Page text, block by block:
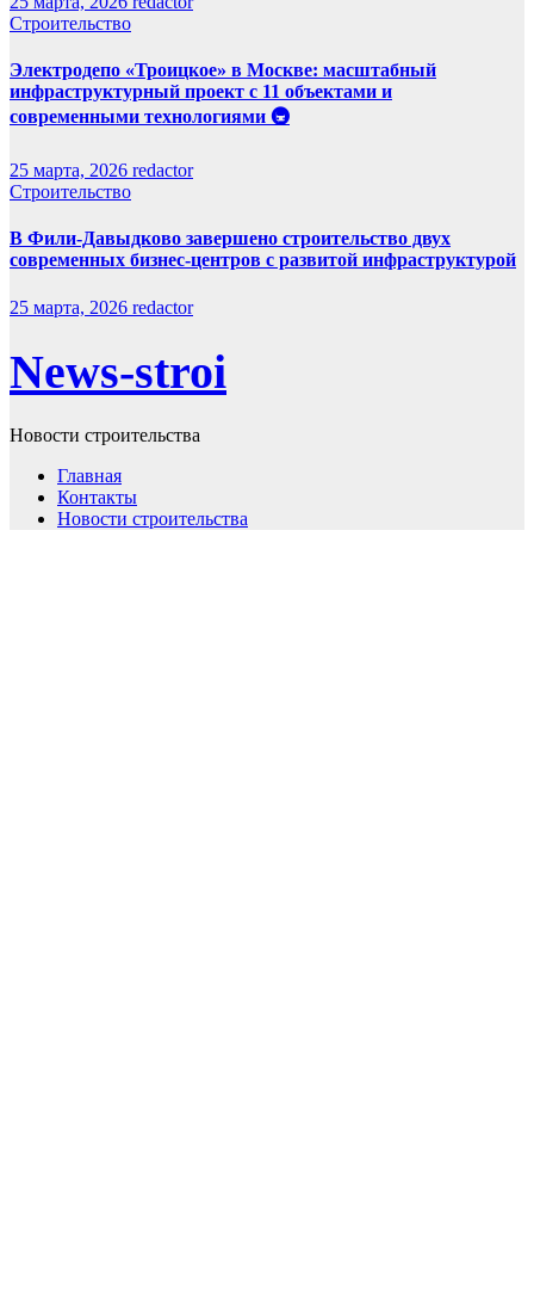
Строительство
Электродепо «Троицкое» в Москве: масштабный
инфраструктурный проект с 11 объектами и
современными технологиями 🚇
25 марта, 2026 redactor
Строительство
В Фили-Давыдково завершено строительство двух
современных бизнес-центров с развитой инфраструктурой
25 марта, 2026 redactor
News-stroi
Новости строительства
Главная
Контакты
Новости строительства